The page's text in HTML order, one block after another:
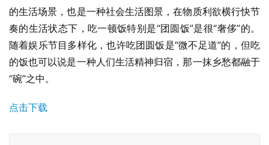
的生活场景，也是一种社会生活图景，在物质利欲横行快节
奏的生活状态下，吃一顿饭特别是“团圆饭”是很“奢侈”的。
随着娱乐节目多样化，也许吃团圆饭是“微不足道”的，但吃
的饭也可以说是一种人们生活精神归宿，那一抹乡愁都融于
“碗”之中。
点击下载